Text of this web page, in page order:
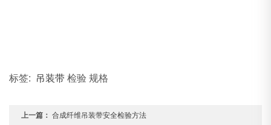
标签: 吊装带 检验 规格
上一篇： 合成纤维吊装带安全检验方法